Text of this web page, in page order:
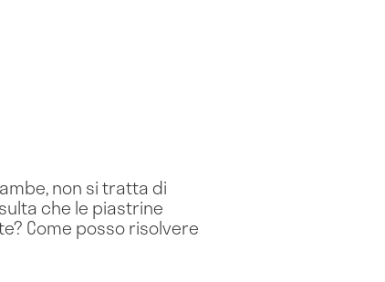
non si tratta di
che le piastrine
Come posso risolvere